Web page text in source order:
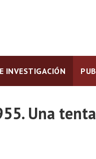
INVESTIGACIÓN
Una